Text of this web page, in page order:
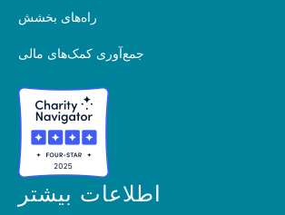
راه‌های بخشش
جمع‌آوری کمک‌های مالی
اطلاعات بیشتر